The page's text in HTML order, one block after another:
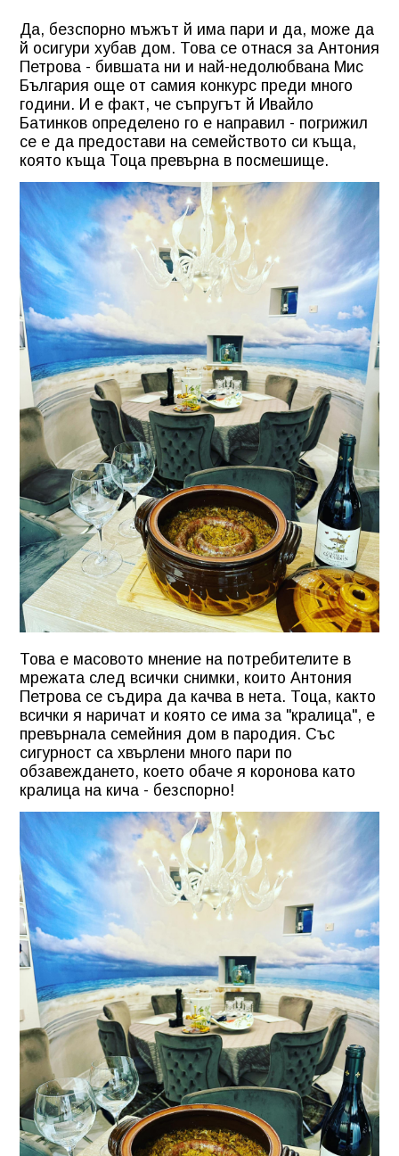
Да, безспорно мъжът й има пари и да, може да
й осигури хубав дом. Това се отнася за Антония
Петрова - бившата ни и най-недолюбвана Мис
България още от самия конкурс преди много
години. И е факт, че съпругът й Ивайло
Батинков определено го е направил - погрижил
се е да предостави на семейството си къща,
която къща Тоца превърна в посмешище.
Това е масовото мнение на потребителите в
мрежата след всички снимки, които Антония
Петрова се съдира да качва в нета. Тоца, както
всички я наричат и която се има за "кралица", е
превърнала семейния дом в пародия. Със
сигурност са хвърлени много пари по
обзавеждането, което обаче я коронова като
кралица на кича - безспорно!